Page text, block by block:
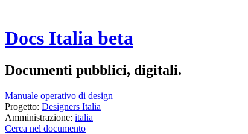
Docs Italia beta
Documenti pubblici, digitali.
Manuale operativo di design
Progetto: Designers Italia
Amministrazione: italia
Cerca nel documento